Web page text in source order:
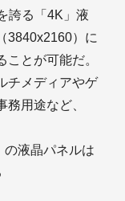
誇る「4K」液
3840x2160）に
とが可能だ。
チメディアやゲ
用途など、
液晶パネルは